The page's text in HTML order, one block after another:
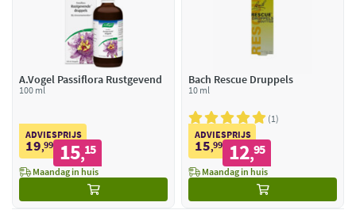
A.Vogel Passiflora Rustgevend
100 ml
ADVIESPRIJS
19,99 15,15
Maandag in huis
Bach Rescue Druppels
10 ml
1
ADVIESPRIJS
15,99 12,95
Maandag in huis